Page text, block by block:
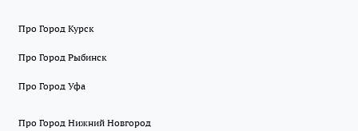
Про Город Курск
Про Город Рыбинск
Про Город Уфа
Про Город Нижний Новгород